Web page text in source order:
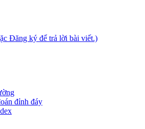
Đăng ký để trả lời bài viết.)
đỉnh đáy